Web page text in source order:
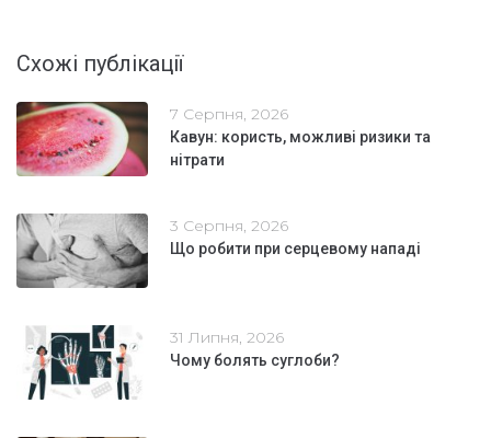
Схожі публікації
7 Серпня, 2026
Кавун: користь, можливі ризики та
нітрати
3 Серпня, 2026
Що робити при серцевому нападі
31 Липня, 2026
Чому болять суглоби?